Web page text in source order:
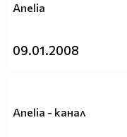
Anelia
09.01.2008
Anelia - канал